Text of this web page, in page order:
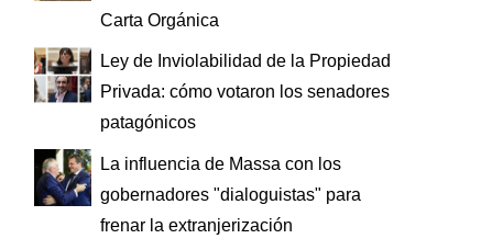
Carta Orgánica
Ley de Inviolabilidad de la Propiedad
Privada: cómo votaron los senadores
patagónicos
La influencia de Massa con los
gobernadores "dialoguistas" para
frenar la extranjerización